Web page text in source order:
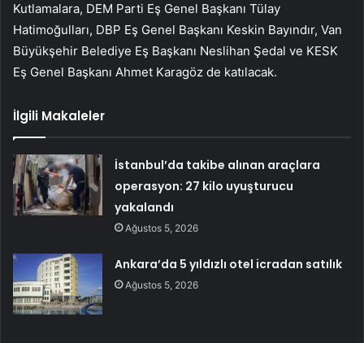
Kutlamalara, DEM Parti Eş Genel Başkanı Tülay
Hatimoğulları, DBP Eş Genel Başkanı Keskin Bayındır, Van
Büyükşehir Belediye Eş Başkanı Neslihan Şedal ve KESK
Eş Genel Başkanı Ahmet Karagöz de katılacak.
İlgili Makaleler
İstanbul’da takibe alınan araçlara
operasyon: 27 kilo uyuşturucu
yakalandı
Ağustos 5, 2026
Ankara’da 5 yıldızlı otel icradan satılık
Ağustos 5, 2026